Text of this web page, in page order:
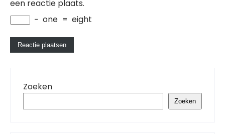
een reactie plaats.
− one = eight
Zoeken
Zoeken